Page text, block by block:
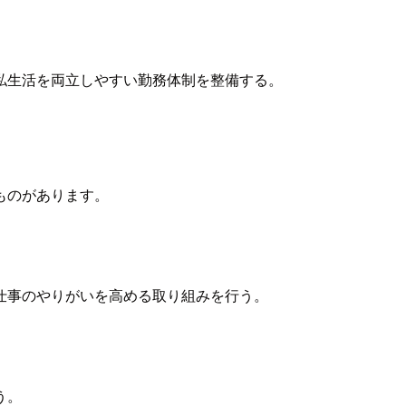
活を両立しやすい勤務体制を整備する。
があります。
のやりがいを高める取り組みを行う。